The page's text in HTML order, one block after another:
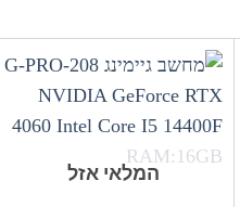
המלאי אזל